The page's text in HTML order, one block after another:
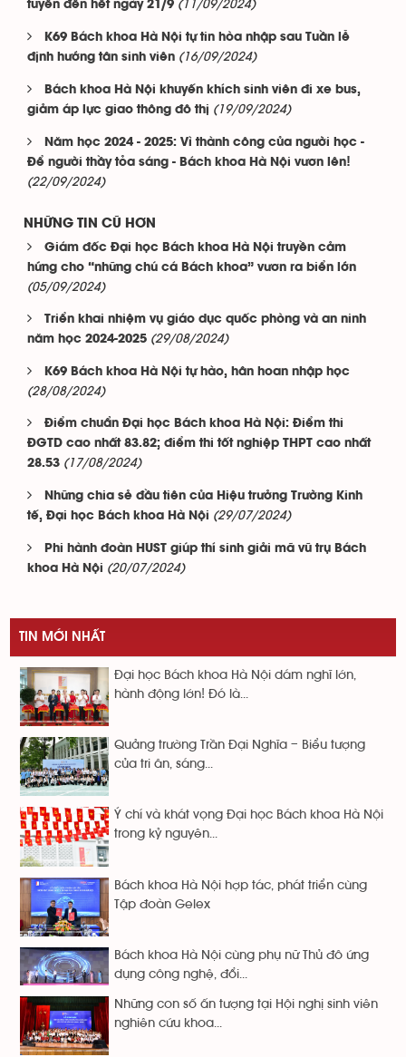
tuyến đến hết ngày 21/9 (11/09/2024)
K69 Bách khoa Hà Nội tự tin hòa nhập sau Tuần lễ
định hướng tân sinh viên (16/09/2024)
Bách khoa Hà Nội khuyến khích sinh viên đi xe bus,
giảm áp lực giao thông đô thị (19/09/2024)
Năm học 2024 - 2025: Vì thành công của người học -
Để người thầy tỏa sáng - Bách khoa Hà Nội vươn lên!
(22/09/2024)
NHỮNG TIN CŨ HƠN
Giám đốc Đại học Bách khoa Hà Nội truyền cảm
hứng cho “những chú cá Bách khoa” vươn ra biển lớn
(05/09/2024)
Triển khai nhiệm vụ giáo dục quốc phòng và an ninh
năm học 2024-2025 (29/08/2024)
K69 Bách khoa Hà Nội tự hào, hân hoan nhập học
(28/08/2024)
Điểm chuẩn Đại học Bách khoa Hà Nội: Điểm thi
ĐGTD cao nhất 83.82; điểm thi tốt nghiệp THPT cao nhất
28.53 (17/08/2024)
Những chia sẻ đầu tiên của Hiệu trưởng Trường Kinh
tế, Đại học Bách khoa Hà Nội (29/07/2024)
Phi hành đoàn HUST giúp thí sinh giải mã vũ trụ Bách
khoa Hà Nội (20/07/2024)
TIN MỚI NHẤT
Đại học Bách khoa Hà Nội dám nghĩ lớn,
hành động lớn! Đó là...
Quảng trường Trần Đại Nghĩa – Biểu tượng
của tri ân, sáng...
Ý chí và khát vọng Đại học Bách khoa Hà Nội
trong kỷ nguyên...
Bách khoa Hà Nội hợp tác, phát triển cùng
Tập đoàn Gelex
Bách khoa Hà Nội cùng phụ nữ Thủ đô ứng
dụng công nghệ, đổi...
Những con số ấn tượng tại Hội nghị sinh viên
nghiên cứu khoa...